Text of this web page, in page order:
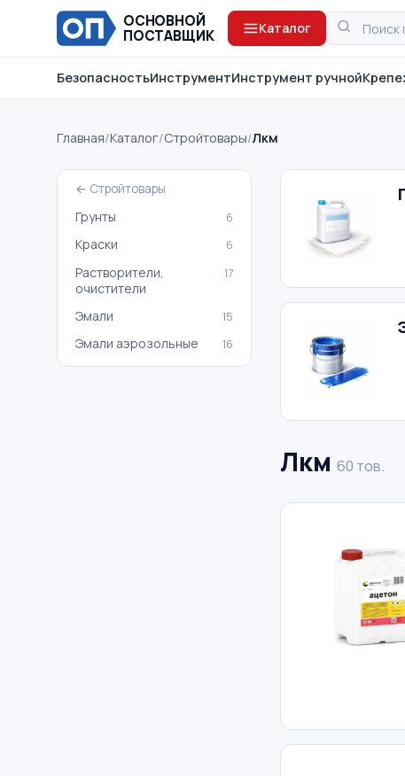
ОСНОВНОЙ
ПОСТАВЩИК
Каталог
БезопасностьИнструментИнструмент ручной
Главная/Каталог/Стройтовары/Лкм
← Стройтовары
Грунты 6
Краски 6
Растворители,
очистители
17
Эмали 15
Эмали аэрозольные 16
Лкм 60 тов.